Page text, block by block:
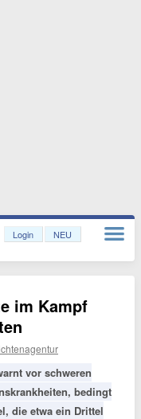
Login NEU
im Kampf
vor schweren
bedingt
die etwa ein Drittel